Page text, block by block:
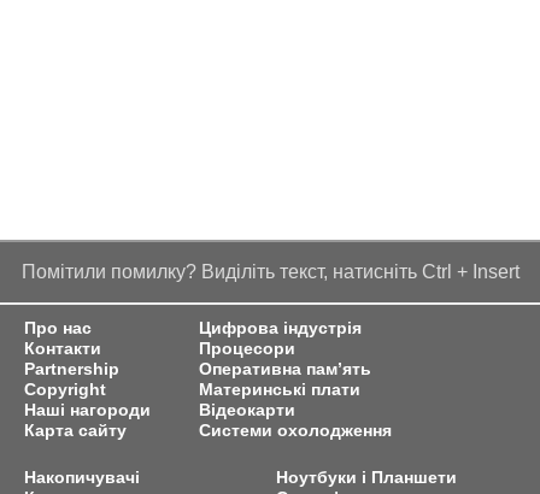
Помітили помилку? Виділіть текст, натисніть Ctrl + Insert
Про нас
Контакти
Partnership
Copyright
Наші нагороди
Карта сайту
Цифрова індустрія
Процесори
Оперативна пам’ять
Материнські плати
Відеокарти
Системи охолодження
Накопичувачі
Ноутбуки і Планшети